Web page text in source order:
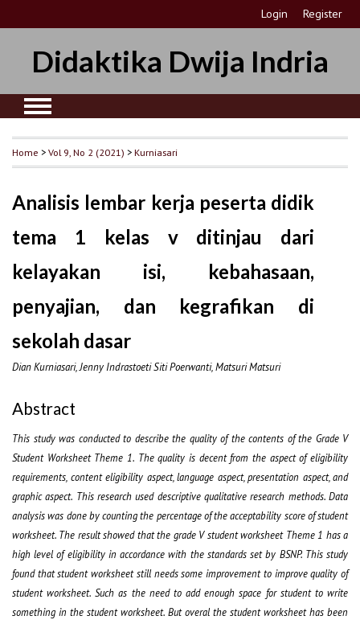
Login Register
Didaktika Dwija Indria
Home >Vol 9, No 2 (2021) >Kurniasari
Analisis lembar kerja peserta didik
tema 1 kelas v ditinjau dari
kelayakan isi, kebahasaan,
penyajian, dan kegrafikan di
sekolah dasar
Dian Kurniasari, Jenny Indrastoeti Siti Poerwanti, Matsuri Matsuri
Abstract
This study was conducted to describe the quality of the contents of the Grade V
Student Worksheet Theme 1. The quality is decent from the aspect of eligibility
requirements, content eligibility aspect, language aspect, presentation aspect, and
graphic aspect. This research used descriptive qualitative research methods. Data
analysis was done by counting the percentage of the acceptability score of student
worksheet. The result showed that the grade V student worksheet Theme 1 has a
high level of eligibility in accordance with the standards set by BSNP. This study
found that student worksheet still needs some improvement to improve quality of
student worksheet. Such as the need to add enough space for student to write
something in the student worksheet. But overal the student worksheet has been